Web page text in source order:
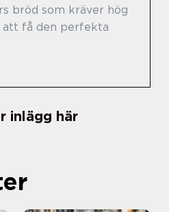
bröd som kräver hög
få den perfekta
inlägg här